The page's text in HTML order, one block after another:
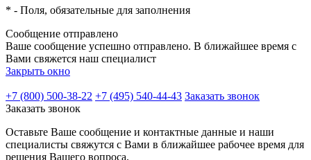
* - Поля, обязательные для заполнения
Сообщение отправлено
Ваше сообщение успешно отправлено. В ближайшее время с
Вами свяжется наш специалист
Закрыть окно
+7 (800) 500-38-22 +7 (495) 540-44-43 Заказать звонок
Заказать звонок
Оставьте Ваше сообщение и контактные данные и наши
специалисты свяжутся с Вами в ближайшее рабочее время для
решения Вашего вопроса.